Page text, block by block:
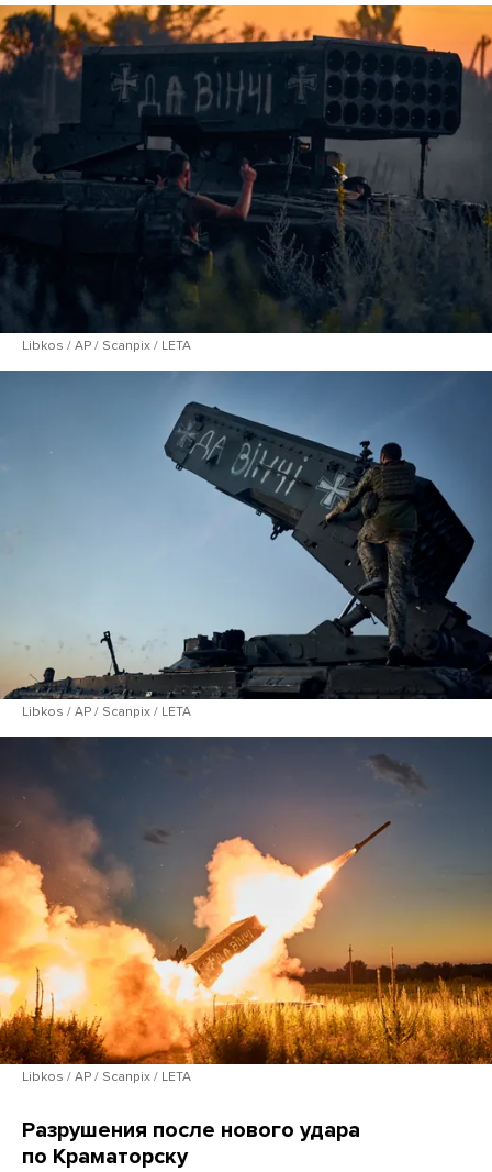
Libkos / AP / Scanpix / LETA
Libkos / AP / Scanpix / LETA
Libkos / AP / Scanpix / LETA
Разрушения после нового удара
по Краматорску